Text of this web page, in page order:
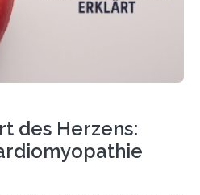
stellt…
des Herzens: